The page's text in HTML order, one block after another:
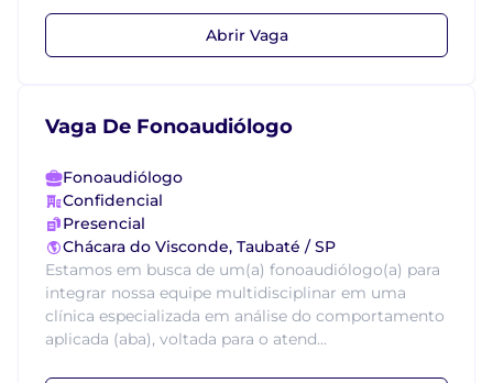
Abrir Vaga
Vaga De Fonoaudiólogo
Fonoaudiólogo
Confidencial
Presencial
Chácara do Visconde, Taubaté / SP
Estamos em busca de um(a) fonoaudiólogo(a) para
integrar nossa equipe multidisciplinar em uma
clínica especializada em análise do comportamento
aplicada (aba), voltada para o atend...